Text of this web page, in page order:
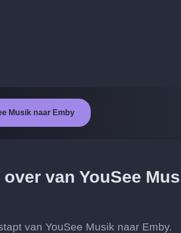
Musik naar Emby
van YouSee
van YouSee Musik naar Emby.